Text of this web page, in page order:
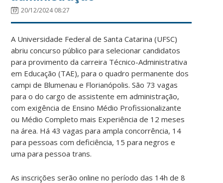
20/12/2024 08:27
A Universidade Federal de Santa Catarina (UFSC)
abriu concurso público para selecionar candidatos
para provimento da carreira Técnico-Administrativa
em Educação (TAE), para o quadro permanente dos
campi de Blumenau e Florianópolis. São 73 vagas
para o do cargo de assistente em administração,
com exigência de Ensino Médio Profissionalizante
ou Médio Completo mais Experiência de 12 meses
na área. Há 43 vagas para ampla concorrência, 14
para pessoas com deficiência, 15 para negros e
uma para pessoa trans.
As inscrições serão online no período das 14h de 8